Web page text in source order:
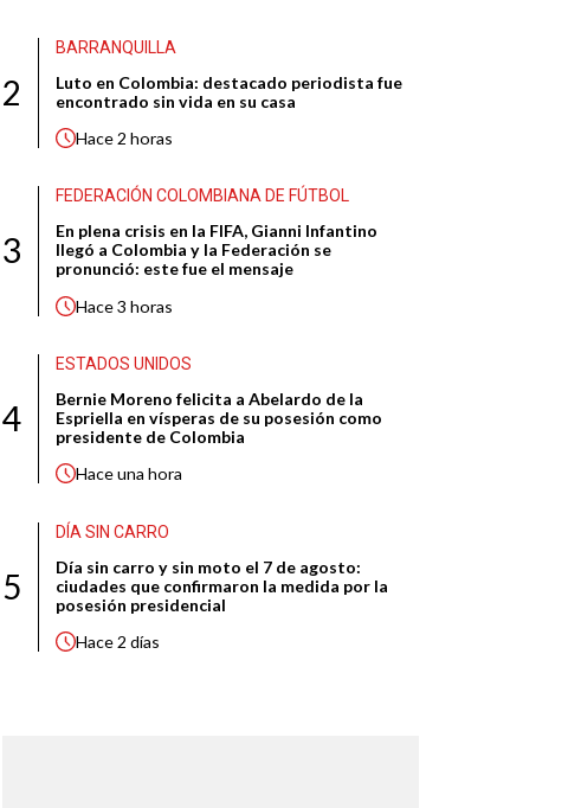
2
BARRANQUILLA
Luto en Colombia: destacado periodista fue
encontrado sin vida en su casa
Hace2 horas
3
FEDERACIÓN COLOMBIANA DE FÚTBOL
En plena crisis en la FIFA, Gianni Infantino
llegó a Colombia y la Federación se
pronunció: este fue el mensaje
Hace3 horas
4
ESTADOS UNIDOS
Bernie Moreno felicita a Abelardo de la
Espriella en vísperas de su posesión como
presidente de Colombia
Haceuna hora
5
DÍA SIN CARRO
Día sin carro y sin moto el 7 de agosto:
ciudades que confirmaron la medida por la
posesión presidencial
Hace2 días